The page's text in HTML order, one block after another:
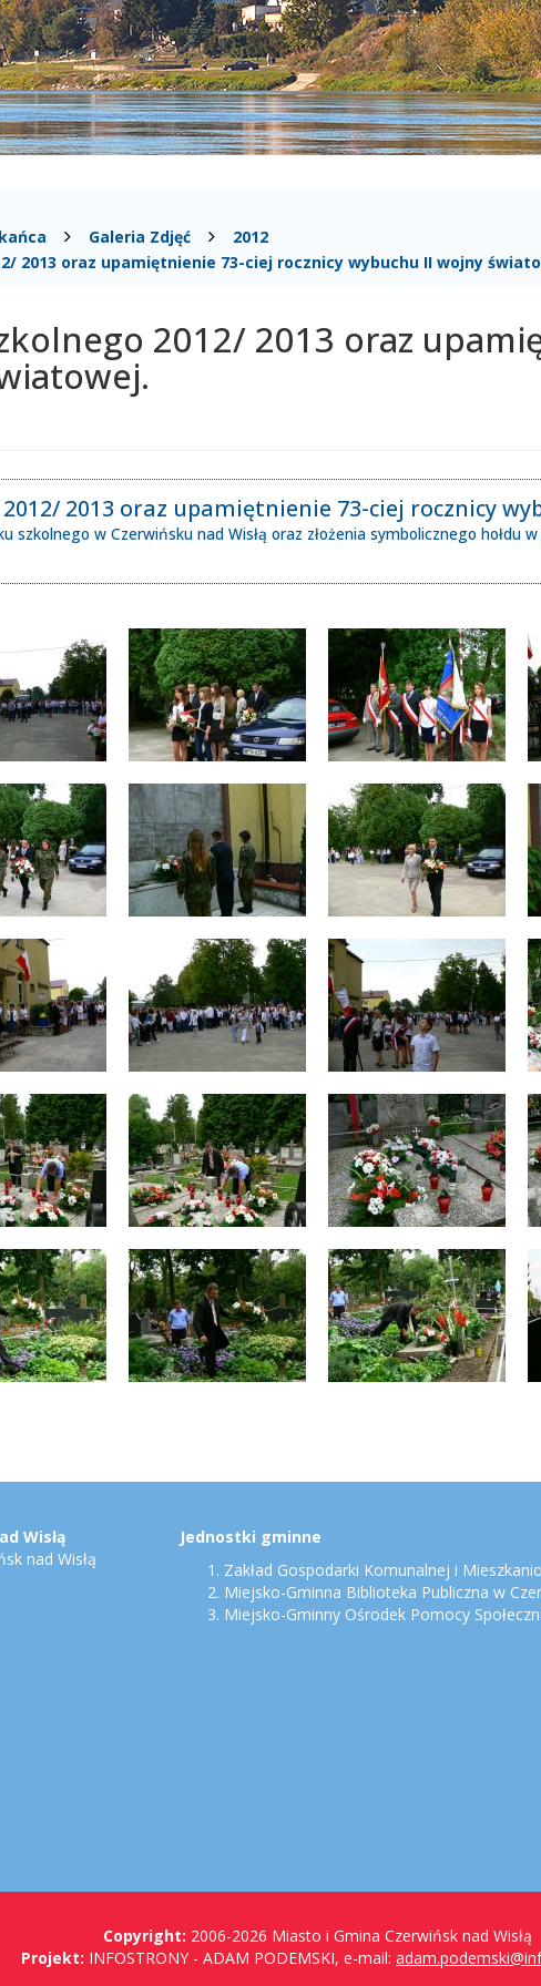
Galeria Zdjęć
2012
2013 oraz upamiętnienie 73-ciej rocznicy wybuchu II wojny
2012/ 2013 oraz
2013 oraz upamiętnienie 73-ciej rocznicy
szkolnego w Czerwińsku nad Wisłą oraz złożenia symbolicznego hołdu
Wisłą
nad Wisłą
Jednostki gminne
Zakład Gospodarki Komunalnej i
Miejsko-Gminna Biblioteka Publiczna w
Miejsko-Gminny Ośrodek Pomocy
Copyright: 2006-2026 Miasto i Gmina Czerwińsk nad Wisłą
Projekt: INFOSTRONY - ADAM PODEMSKI, e-mail: